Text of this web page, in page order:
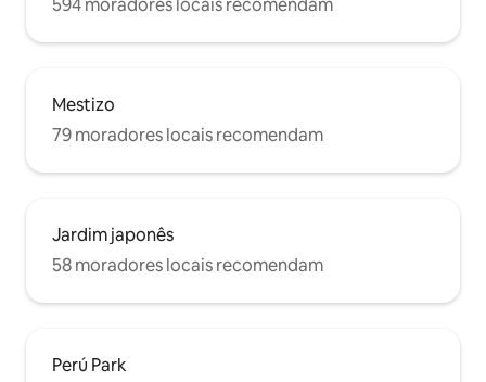
caminhar... Cerro San Cristobal, a
poucos passos do apartamento...
Passear pelo funicular de San Cristobal é
594 moradores locais recomendam
Mestizo
79 moradores locais recomendam
Jardim japonês
58 moradores locais recomendam
Perú Park